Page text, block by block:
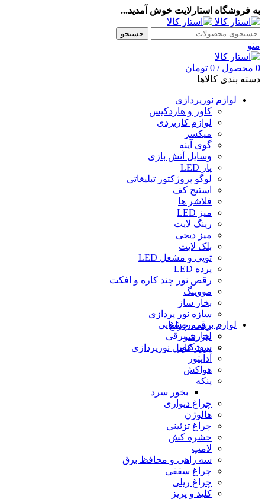
به فروشگاه استارلایت خوش آمدید...
جستجو
منو
0 محصول /
0 تومان
دسته بندی کالاها
لوازم نورپردازی
کاور و هاردکیس
لوازم کاربردی
میکسر
گوی آینه
وسایل آتش بازی
پار LED
لوگو پروژکتور تبلیغاتی
استیج کف
فلاشر ها
میز LED
رینگ لایت
میز دیجی
بلک لایت
توپی و مشعل LED
پرده LED
رقص نور چند کاره و افکت
مووینگ
بخار ساز
سازه نور پردازی
ریسه چراغ
لیزرشو
ست کامل نورپردازی
لوازم برقی روشنایی
بخاری برقی
پروژكتور
آداپتور
هواکش
پنکه
بخور سرد
چراغ دیواری
هالوژن
چراغ تزئينى
حشره كش
لامپ
سه راهی و محافظ برق
چراغ سقفی
چراغ ریلی
كليد و پريز